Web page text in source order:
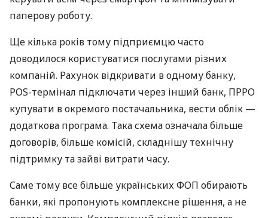
паперову роботу.
Ще кілька років тому підприємцю часто
доводилося користуватися послугами різних
компаній. Рахунок відкривати в одному банку,
POS-термінал підключати через інший банк, ПРРО
купувати в окремого постачальника, вести облік —
додаткова програма. Така схема означала більше
договорів, більше комісій, складнішу технічну
підтримку та зайві витрати часу.
Саме тому все більше українських ФОП обирають
банки, які пропонують комплексне рішення, а не